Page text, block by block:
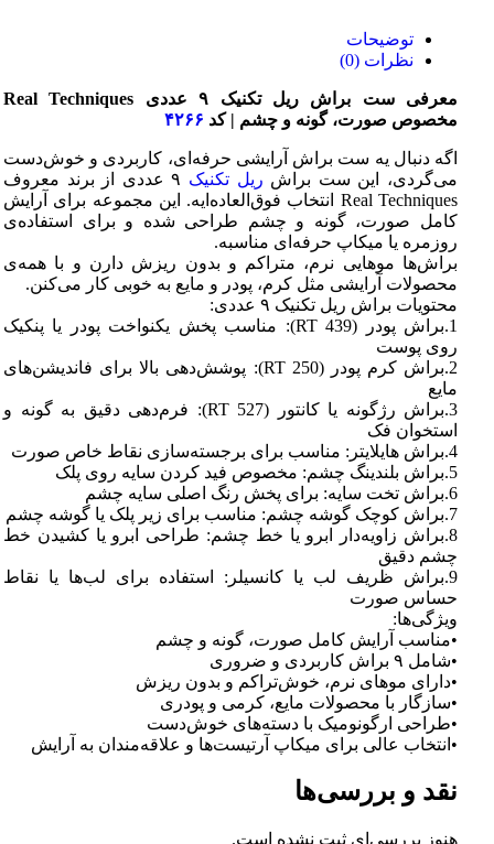
توضیحات
نظرات (0)
معرفی ست براش ریل تکنیک ۹ عددی Real Techniques
مخصوص صورت، گونه و چشم | کد ۴۲۶۶
اگه دنبال یه ست براش آرایشی حرفه‌ای، کاربردی و خوش‌دست
می‌گردی، این ست براش ریل تکنیک
۹ عددی از برند معروف
Real Techniques انتخاب فوق‌العاده‌ایه. این مجموعه برای آرایش
کامل صورت، گونه و چشم طراحی شده و برای استفاده‌ی
روزمره یا میکاپ حرفه‌ای مناسبه.
براش‌ها موهایی نرم، متراکم و بدون ریزش دارن و با همه‌ی
محصولات آرایشی مثل کرم، پودر و مایع به خوبی کار می‌کنن.
محتویات براش ریل تکنیک ۹ عددی:
1.براش پودر (RT 439): مناسب پخش یکنواخت پودر یا پنکیک
روی پوست
2.براش کرم پودر (RT 250): پوشش‌دهی بالا برای فاندیشن‌های
مایع
3.براش رژگونه یا کانتور (RT 527): فرم‌دهی دقیق به گونه و
استخوان فک
4.براش هایلایتر: مناسب برای برجسته‌سازی نقاط خاص صورت
5.براش بلندینگ چشم: مخصوص فید کردن سایه روی پلک
6.براش تخت سایه: برای پخش رنگ اصلی سایه چشم
7.براش کوچک گوشه چشم: مناسب برای زیر پلک یا گوشه چشم
8.براش زاویه‌دار ابرو یا خط چشم: طراحی ابرو یا کشیدن خط
چشم دقیق
9.براش ظریف لب یا کانسیلر: استفاده برای لب‌ها یا نقاط
حساس صورت
ویژگی‌ها:
•مناسب آرایش کامل صورت، گونه و چشم
•شامل ۹ براش کاربردی و ضروری
•دارای موهای نرم، خوش‌تراکم و بدون ریزش
•سازگار با محصولات مایع، کرمی و پودری
•طراحی ارگونومیک با دسته‌های خوش‌دست
•انتخاب عالی برای میکاپ آرتیست‌ها و علاقه‌مندان به آرایش
نقد و بررسی‌ها
هنوز بررسی‌ای ثبت نشده است.